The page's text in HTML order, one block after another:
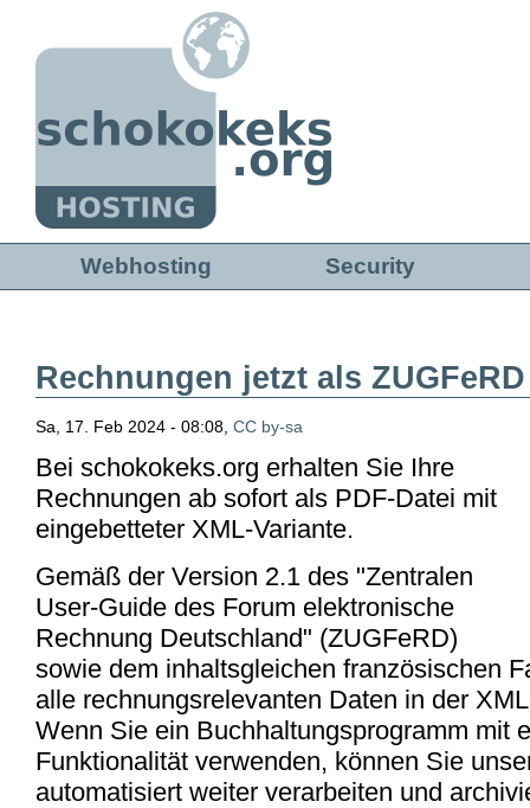
Webhosting Security
Rechnungen jetzt als ZUGFeRD
Sa, 17. Feb 2024 - 08:08, CC by-sa
Bei schokokeks.org erhalten Sie Ihre
Rechnungen ab sofort als PDF-Datei mit
eingebetteter XML-Variante.
Gemäß der Version 2.1 des "Zentralen
User-Guide des Forum elektronische
Rechnung Deutschland" (ZUGFeRD)
sowie dem inhaltsgleichen französischen
alle rechnungsrelevanten Daten in der
Wenn Sie ein Buchhaltungsprogramm mit
Funktionalität verwenden, können Sie
automatisiert weiter verarbeiten und